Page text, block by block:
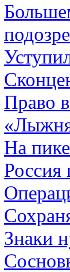
Право
На
Россия
Знаки